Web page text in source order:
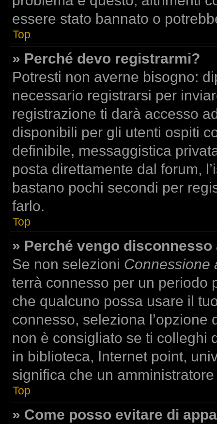
essere stato bannato o
Top
» Perché devo registrarmi?
Potresti non averne bisogno:
necessario registrarsi per
registrazione ti darà accesso
disponibili per gli utenti ospiti
definibile, messaggistica
posta direttamente dal forum,
bastano pochi secondi per
farlo.
Top
» Perché vengo
Se non selezioni Connessione
terrà connesso per un periodo
che qualcuno possa usare il
connesso, seleziona
non è consigliato se ti colleghi
in biblioteca, Internet point,
significa che un
Top
» Come posso evitare di